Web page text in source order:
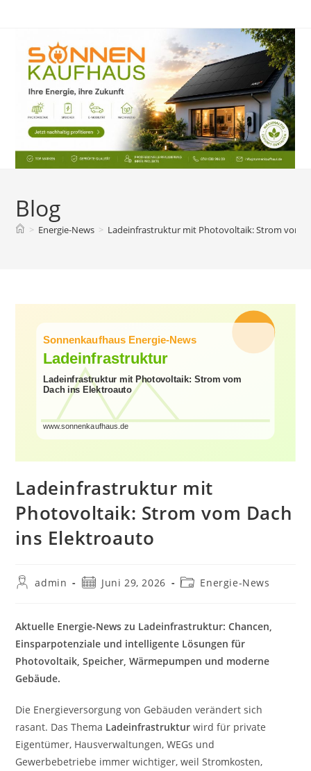
Blog
> Energie-News > Ladeinfrastruktur mit Photovoltaik: Strom vom
Ladeinfrastruktur mit
Photovoltaik: Strom vom Dach
ins Elektroauto
Beitrags-
admin
BeitragJuni 29, 2026
Beitrags-
Energie-News
Aktuelle Energie-News zu Ladeinfrastruktur: Chancen,
Einsparpotenziale und intelligente Lösungen für
Photovoltaik, Speicher, Wärmepumpen und moderne
Gebäude.
Die Energieversorgung von Gebäuden verändert sich
rasant. Das Thema Ladeinfrastruktur wird für private
Eigentümer, Hausverwaltungen, WEGs und
Gewerbebetriebe immer wichtiger, weil Stromkosten,